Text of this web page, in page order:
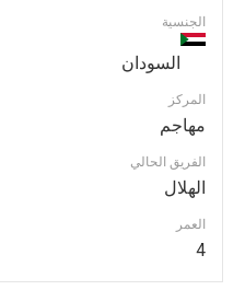
الجنسية
السودان
المركز
مهاجم
الفريق الحالي
الهلال
العمر
4